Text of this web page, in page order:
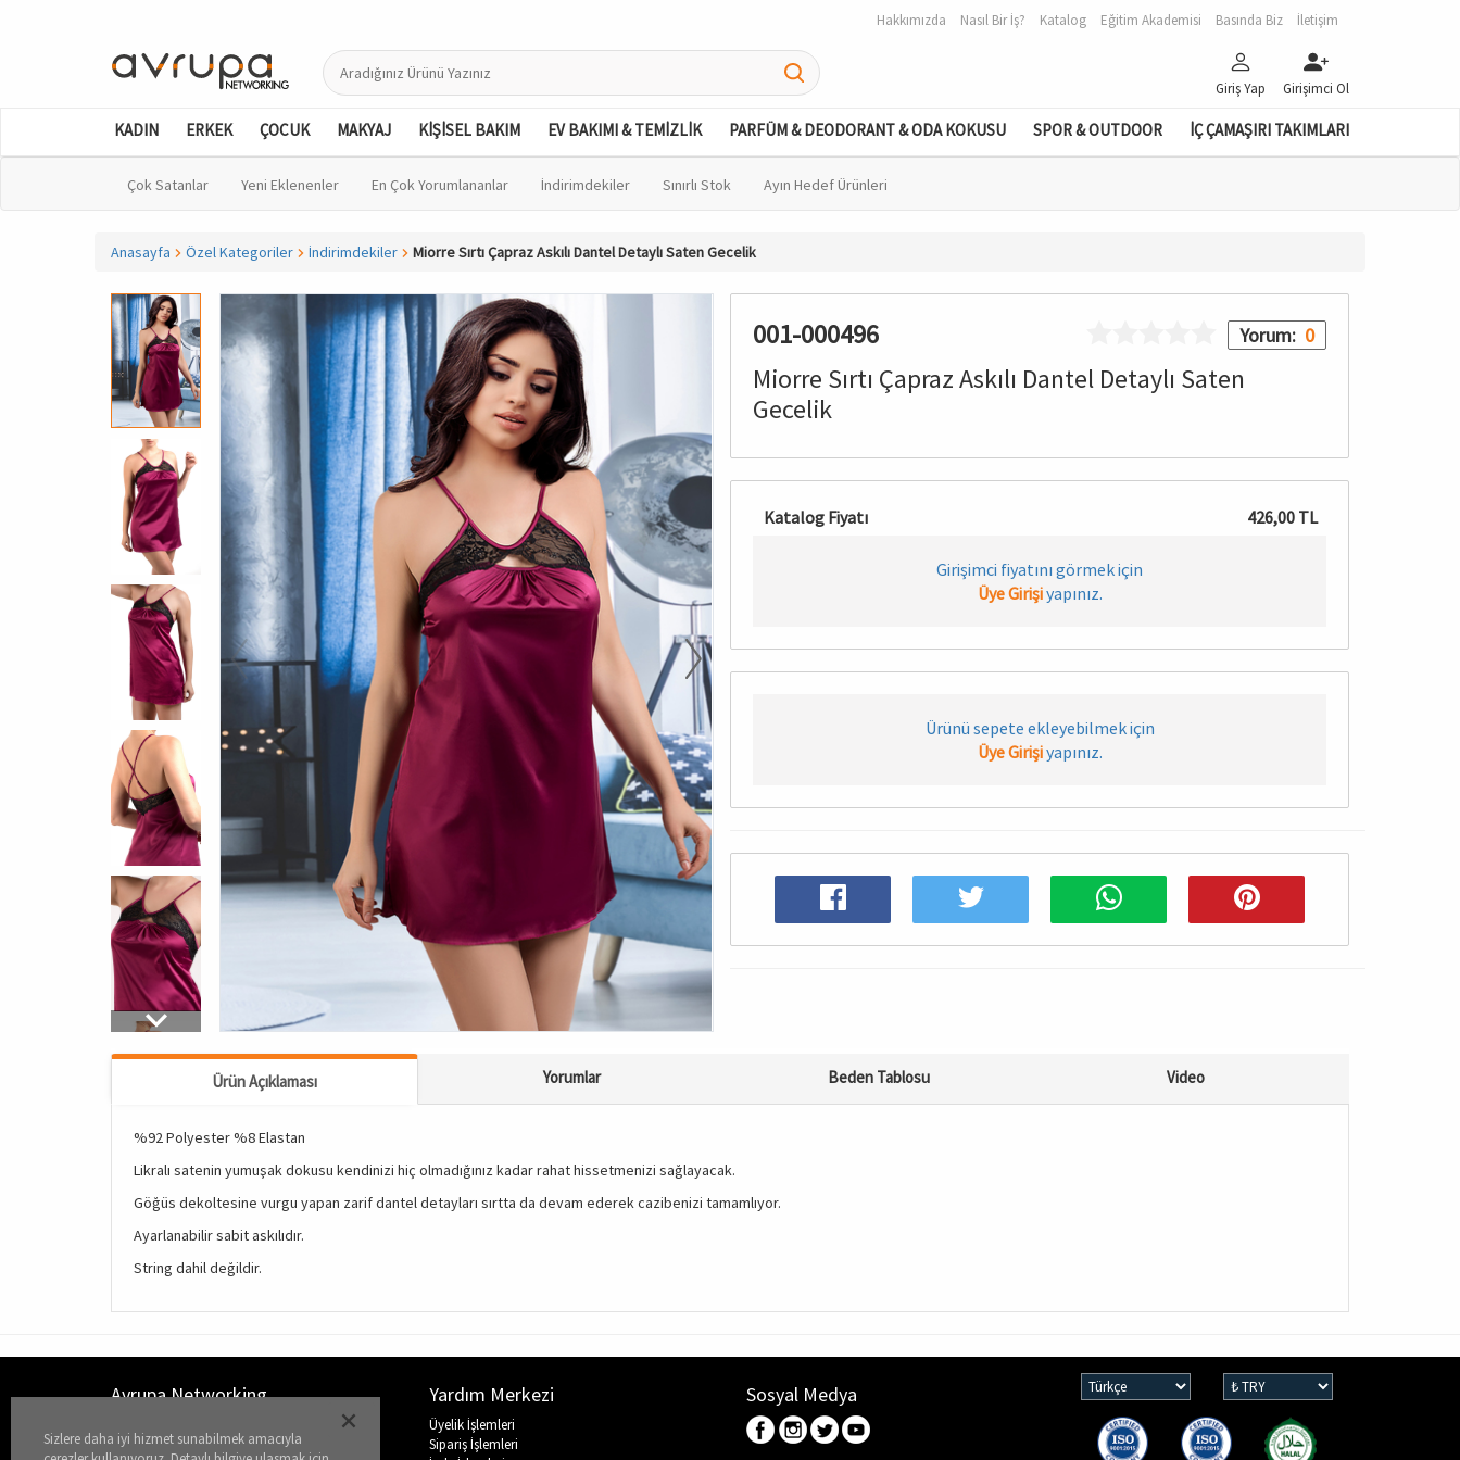
Hakkımızda Nasıl Bir İş? Katalog Eğitim Akademisi Basında Biz İletişim
Giriş Yap Girişimci Ol
KADIN ERKEK ÇOCUK MAKYAJ KİŞİSEL BAKIM EV BAKIMI & TEMİZLİK PARFÜM & DEODORANT & ODA KOKUSU SPOR & OUTDOOR İÇ ÇAMAŞIRI TAKIMLARI
Çok Satanlar Yeni Eklenenler En Çok Yorumlananlar İndirimdekiler Sınırlı Stok Ayın Hedef Ürünleri
Anasayfa Özel Kategoriler İndirimdekiler Miorre Sırtı Çapraz Askılı Dantel Detaylı Saten Gecelik
Sizlere daha iyi hizmet sunabilmek amacıyla
001-000496 Yorum: 0
Miorre Sırtı Çapraz Askılı Dantel Detaylı Saten
Gecelik
Katalog Fiyatı 426,00 TL
Girişimci fiyatını görmek için
Üye Girişiyapınız.
Ürünü sepete ekleyebilmek için
Üye Girişiyapınız.
Ürün Açıklaması Yorumlar Beden Tablosu Video
%92 Polyester %8 Elastan
Likralı satenin yumuşak dokusu kendinizi hiç olmadığınız kadar rahat hissetmenizi sağlayacak.
Göğüs dekoltesine vurgu yapan zarif dantel detayları sırtta da devam ederek cazibenizi tamamlıyor.
Ayarlanabilir sabit askılıdır.
String dahil değildir.
Avrupa Networking
Nasıl Bir İş?
Yardım Merkezi
Üyelik İşlemleri
Sipariş İşlemleri
Sosyal Medya